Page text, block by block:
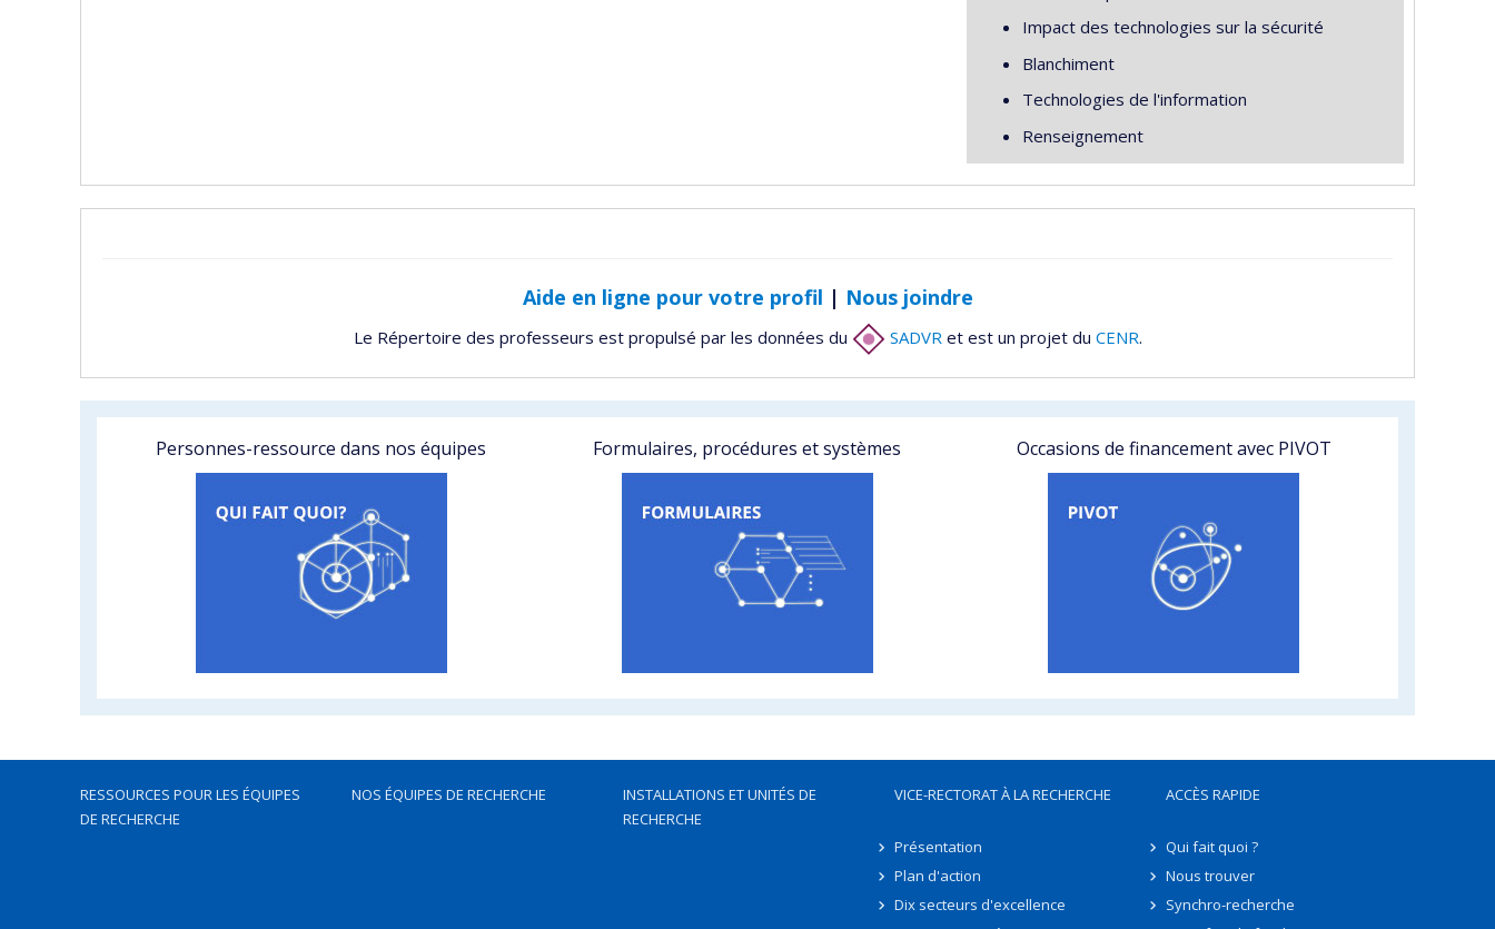
Impact des technologies sur la sécurité
Blanchiment
Technologies de l'information
Renseignement
Aide en ligne pour votre profil | Nous joindre
Le Répertoire des professeurs est propulsé par les données du SADVRet est un projet du CENR.
Personnes-ressource dans nos équipes Formulaires, procédures et systèmes Occasions de financement avec PIVOT
RESSOURCES POUR LES ÉQUIPES
DE RECHERCHE
NOS ÉQUIPES DE RECHERCHE
INSTALLATIONS ET UNITÉS DE
RECHERCHE
VICE-RECTORAT À LA RECHERCHE
Présentation
Plan d'action
Dix secteurs d'excellence
ACCÈS RAPIDE
Qui fait quoi ?
Nous trouver
Synchro-recherche